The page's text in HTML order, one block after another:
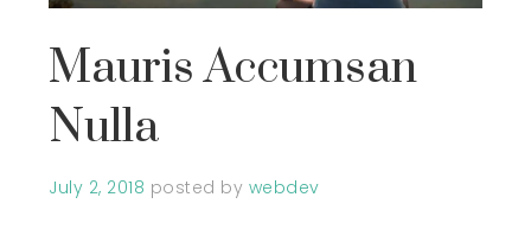
Mauris Accumsan
Nulla
July 2, 2018 posted by webdev